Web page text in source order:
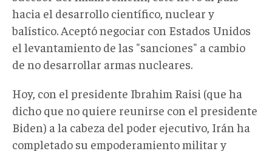
hacia el desarrollo científico, nuclear y
balístico. Aceptó negociar con Estados Unidos
el levantamiento de las "sanciones" a cambio
de no desarrollar armas nucleares.
Hoy, con el presidente Ibrahim Raisi (que ha
dicho que no quiere reunirse con el presidente
Biden) a la cabeza del poder ejecutivo, Irán ha
completado su empoderamiento militar y